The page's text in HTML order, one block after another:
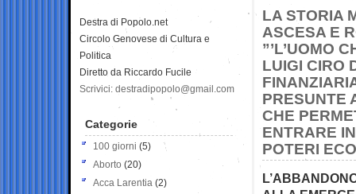
LA STORIA
ASCESA E
”’L’UOMO
LUIGI CIRO
PRESUNTE
CHE
ENTRARE
POTERI
Destra di Popolo.net
Circolo Genovese di Cultura e
Politica
Diretto da Riccardo Fucile
Scrivici: destradipopolo@gmail.com
Categorie
100 giorni (5)
Aborto (20)
Acca Larentia (2)